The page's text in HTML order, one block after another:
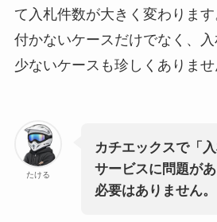
て入札件数が大きく変わりま
付かないケースだけでなく、
少ないケースも珍しくありませ
たける
カチエックスで「
サービスに問題が
必要はありません。